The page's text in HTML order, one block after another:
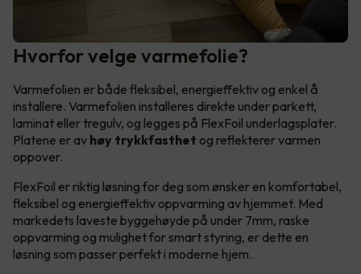
Hvorfor velge varmefolie?
Varmefolien er både fleksibel, energieffektiv og enkel å
installere. Varmefolien installeres direkte under parkett,
laminat eller tregulv, og legges på FlexFoil underlagsplater.
Platene er av høy trykkfasthet og reflekterer varmen
oppover.
FlexFoil er riktig løsning for deg som ønsker en komfortabel,
fleksibel og energieffektiv oppvarming av hjemmet. Med
markedets laveste byggehøyde på under 7mm, raske
oppvarming og mulighet for smart styring, er dette en
løsning som passer perfekt i moderne hjem.